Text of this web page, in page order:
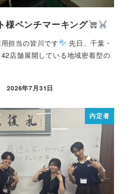
様ベンチマーキング
担当の皆川です
先日、千葉・
店舗展開している地域密着型の
2026年7月31日
内定者